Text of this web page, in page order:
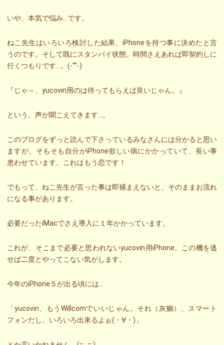
いや、本気で悩み…です。
ねこ先生はいろいろ検討した結果、iPhoneを持つ事に決めたと言
うのです。そして既にスタンバイ状態。時間さえあれば即契約しに
行くつもりです…。(-“”-)
『じゃ～、yucovin用のは待ってもらえば良いじゃん。』
という、声が聞こえてきます…。
このブログをずっと読んで下さっているみなさんには分かると思い
ますが、そもそも自分がiPhone欲しい病にかかっていて、長い事
患わせています。これはもう恋です！
でもって、ねこ先生が言った事は即捕まえないと、そのままお流れ
になる事があります。
必要だったiMacでさえ導入に１年かかっています。
これが、そこまで必要と思われないyucovin用iPhone。この機を逃
せば二度とやってこない気がします。
今年のiPhone５が出る頃には…
「yucovin、もうWillcomでいいじゃん。それ（灰鰤）、スマート
フォンだし、いろいろ出来るよぉ(・∀・)」